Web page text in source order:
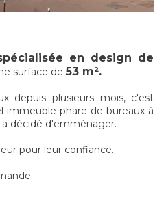
en design de
surface de 53 m².
depuis plusieurs mois, c'est
immeuble phare de bureaux à
décidé d'emménager.
pour leur confiance.